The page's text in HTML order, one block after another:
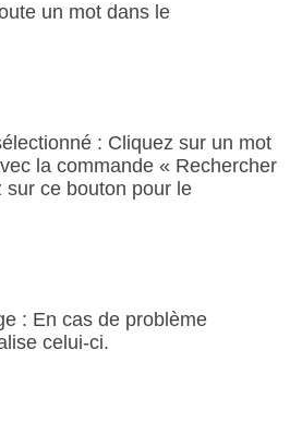
un mot dans le
: Cliquez sur un mot
la commande « Rechercher
sur ce bouton pour le
: En cas de problème
celui‑ci.